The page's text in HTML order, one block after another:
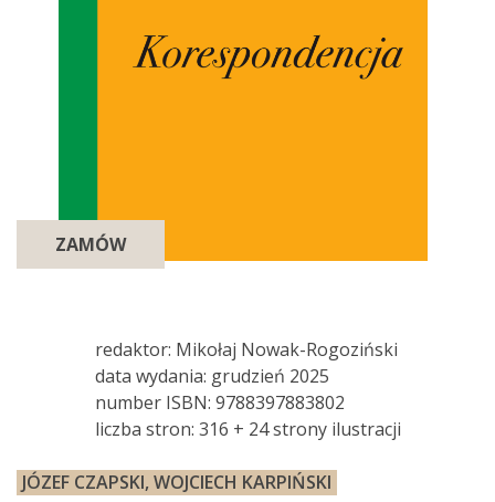
ZAMÓW
redaktor: Mikołaj Nowak-Rogoziński
data wydania: grudzień 2025
number ISBN: 9788397883802
liczba stron: 316 + 24 strony ilustracji
JÓZEF CZAPSKI, WOJCIECH KARPIŃSKI